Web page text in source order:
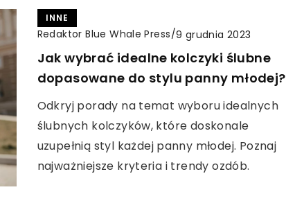
INNE
Redaktor Blue Whale Press/9 grudnia 2023
Jak wybrać idealne kolczyki ślubne
dopasowane do stylu panny młodej?
Odkryj porady na temat wyboru idealnych
ślubnych kolczyków, które doskonale
uzupełnią styl każdej panny młodej. Poznaj
najważniejsze kryteria i trendy ozdób.